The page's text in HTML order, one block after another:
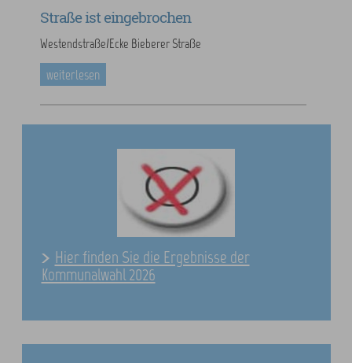
Straße ist eingebrochen
Westendstraße/Ecke Bieberer Straße
weiterlesen
Hier finden Sie die Ergebnisse der
Kommunalwahl 2026